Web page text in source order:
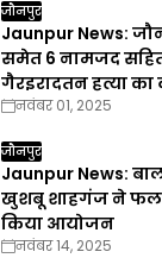
जौनपुर
Jaunpur News:
समेत 6 नामजद
गैरइरादतन हत्या का
नवंबर 01, 2025
जौनपुर
Jaunpur News:
खुशबू शाहगंज ने फल
किया आयोजन
नवंबर 14, 2025